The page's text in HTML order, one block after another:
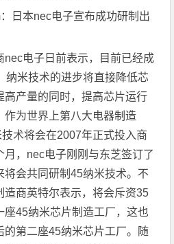
本nec电子宣布成功研制出
电子日前表示，目前已经成
纳米技术的进步将直接降低芯
高产量的同时，提高芯片运行
作为世界上第八大电器制造
术将会在2007年正式投入商
，nec电子刚刚与东芝签订了
将会共同研制45纳米技术。不
造商英特尔表示，将会斥资35
座45纳米芯片制造工厂，这也
的第二座45纳米芯片工厂。随